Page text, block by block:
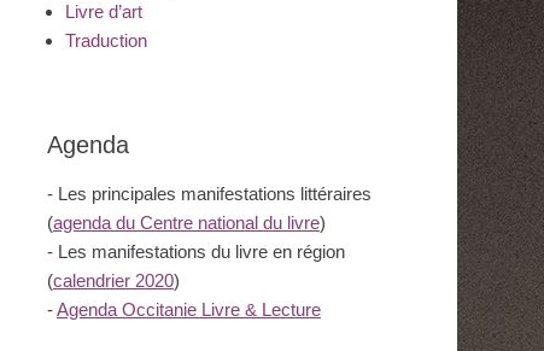
Livre d’art
Traduction
Agenda
- Les principales manifestations littéraires
(agenda du Centre national du livre)
- Les manifestations du livre en région
(calendrier 2020)
-Agenda Occitanie Livre & Lecture